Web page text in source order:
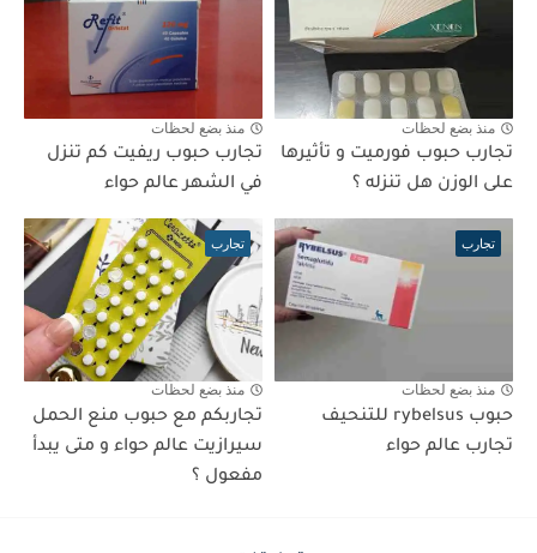
منذ بضع لحظات
تجارب حبوب فورميت و تأثيرها
على الوزن هل تنزله ؟
منذ بضع لحظات
تجارب حبوب ريفيت كم تنزل
في الشهر عالم حواء
تجارب
منذ بضع لحظات
حبوب rybelsus للتنحيف
تجارب عالم حواء
تجارب
منذ بضع لحظات
تجاربكم مع حبوب منع الحمل
سيرازيت عالم حواء و متى يبدأ
مفعول ؟